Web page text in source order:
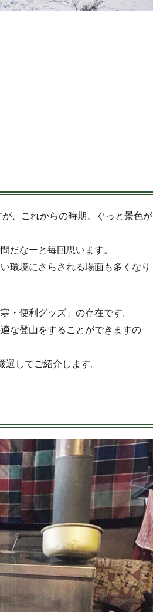
、これからの時期、ぐっと景色が
だなーと毎回思います。
環境にさらされる場面も多くなり
・便利グッズ」の存在です。
な登山をすることができますの
してご紹介します。